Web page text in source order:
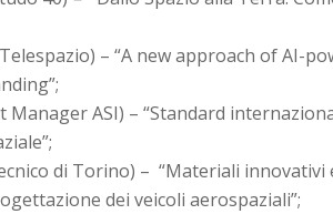
– “A new approach of AI-
Manager ASI) – “Standard
di Torino) – “Materiali
dei veicoli aerospaziali”;